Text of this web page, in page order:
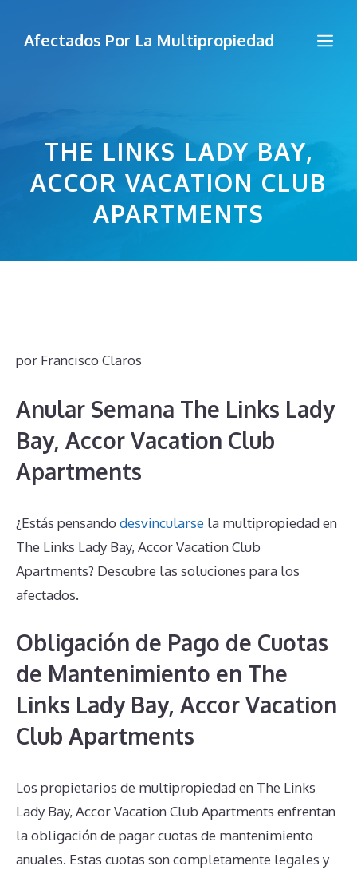
Afectados Por La Multipropiedad
THE LINKS LADY BAY,
ACCOR VACATION CLUB
APARTMENTS
por Francisco Claros
Anular Semana The Links Lady
Bay, Accor Vacation Club
Apartments
¿Estás pensando desvincularse la multipropiedad en
The Links Lady Bay, Accor Vacation Club
Apartments? Descubre las soluciones para los
afectados.
Obligación de Pago de Cuotas
de Mantenimiento en The
Links Lady Bay, Accor Vacation
Club Apartments
Los propietarios de multipropiedad en The Links
Lady Bay, Accor Vacation Club Apartments enfrentan
la obligación de pagar cuotas de mantenimiento
anuales. Estas cuotas son completamente legales y